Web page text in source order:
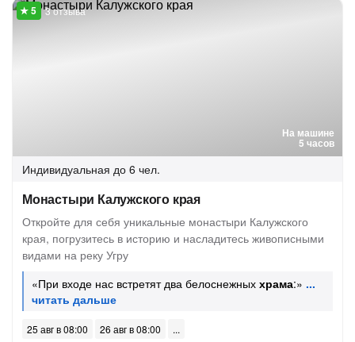
На машине
5 часов
3 отзыва
Индивидуальная до 6 чел.
Монастыри Калужского края
Откройте для себя уникальные монастыри Калужского
края, погрузитесь в историю и насладитесь живописными
видами на реку Угру
«При входе нас встретят два белоснежных храма:»
25 авг в 08:00
26 авг в 08:00